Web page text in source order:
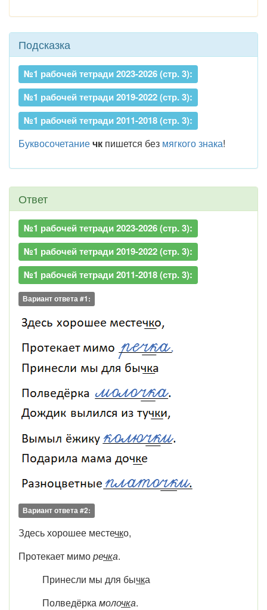
Подсказка
№1 рабочей тетради 2023-2026 (стр. 3):
№1 рабочей тетради 2019-2022 (стр. 3):
№1 рабочей тетради 2011-2018 (стр. 3):
Буквосочетаниечк пишется без мягкого знака!
Ответ
№1 рабочей тетради 2023-2026 (стр. 3):
№1 рабочей тетради 2019-2022 (стр. 3):
№1 рабочей тетради 2011-2018 (стр. 3):
Вариант ответа #1:
Вариант ответа #2:
Здесь хорошее местечко,
Протекает миморечка.
Принесли мы для бычка
Полведёркамолочка.